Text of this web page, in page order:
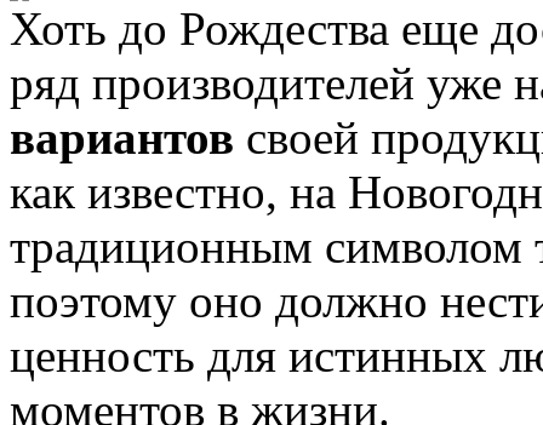
Хоть до Рождества еще
ряд производителей уже
вариантов своей
как известно, на
традиционным символом
поэтому оно должно
ценность для истинных
моментов в жизни.